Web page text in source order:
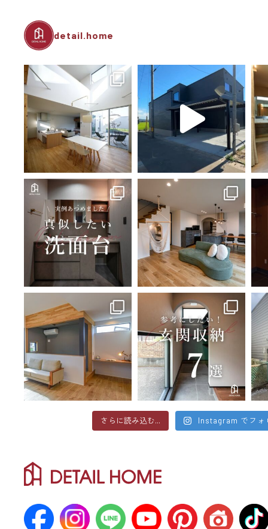
detail.home
さらに読み込む... Instagram でフォ